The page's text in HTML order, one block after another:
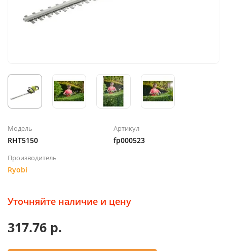
Модель
RHT5150
Артикул
fp000523
Производитель
Ryobi
Уточняйте наличие и цену
317.76 р.